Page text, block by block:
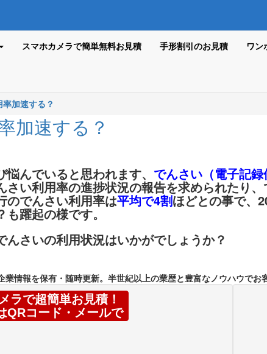
スマホカメラで簡単無料お見積 手形割引のお見積 ワン
加速する？
加速する？
んでいると思われます、 でんさい（電子記録
さい利用率の進捗状況の報告を求められたり
のでんさい利用率は平均で4割ほどとの事で、
躍起の様です。
んさいの利用状況はいかがでしょうか？
業情報を保有・随時更新。半世紀以上の業歴と豊富なノウハウでお
ラで超簡単お見積！
QRコード・メールで